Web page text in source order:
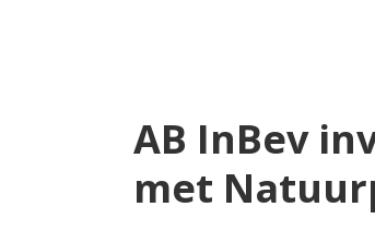
AB InBev
met